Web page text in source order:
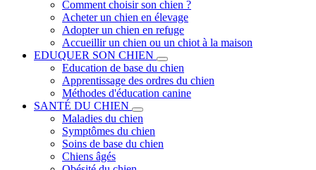
Comment choisir son chien ?
Acheter un chien en élevage
Adopter un chien en refuge
Accueillir un chien ou un chiot à la maison
EDUQUER SON CHIEN
Education de base du chien
Apprentissage des ordres du chien
Méthodes d'éducation canine
SANTÉ DU CHIEN
Maladies du chien
Symptômes du chien
Soins de base du chien
Chiens âgés